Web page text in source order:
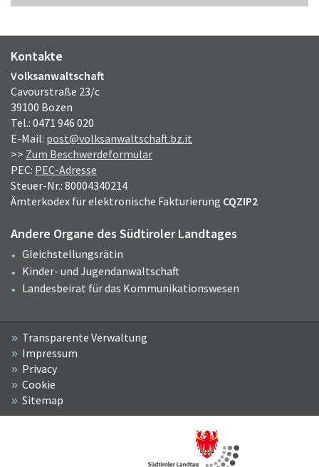
Kontakte
Volksanwaltschaft
Cavourstraße 23/c
39100 Bozen
Tel.: 0471 946 020
E-Mail: post@volksanwaltschaft.bz.it
>> Zum Beschwerdeformular
PEC: PEC-Adresse
Steuer-Nr.: 80004340214
Ämterkodex für elektronische Fakturierung CQZIP2
Andere Organe des Südtiroler Landtages
Gleichstellungsrätin
Kinder- und Jugendanwaltschaft
Landesbeirat für das Kommunikationswesen
Transparente Verwaltung
Impressum
Privacy
Cookie
Sitemap